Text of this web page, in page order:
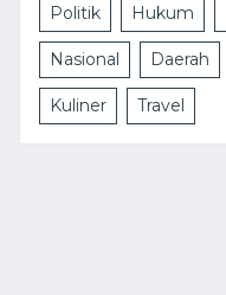
Politik Hukum
Nasional Daerah
Kuliner Travel